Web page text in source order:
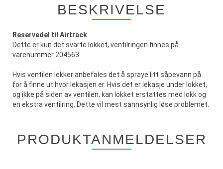
BESKRIVELSE
Reservedel til Airtrack
Dette er kun det svarte lokket, ventilringen finnes på
varenummer 204563
Hvis ventilen lekker anbefales det å spraye litt såpevann på
for å finne ut hvor lekasjen er. Hvis det er lekasje under lokket,
og ikke på siden av ventilen, kan lokket erstattes med lokk og
en ekstra ventilring. Dette vil mest sannsynlig løse problemet.
PRODUKTANMELDELSER